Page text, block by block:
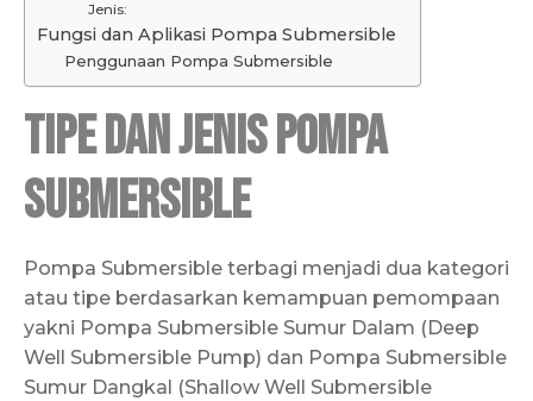
Jenis:
Fungsi dan Aplikasi Pompa Submersible
Penggunaan Pompa Submersible
Tipe dan Jenis Pompa
Submersible
Pompa Submersible terbagi menjadi dua kategori
atau tipe berdasarkan kemampuan pemompaan
yakni Pompa Submersible Sumur Dalam (Deep
Well Submersible Pump) dan Pompa Submersible
Sumur Dangkal (Shallow Well Submersible